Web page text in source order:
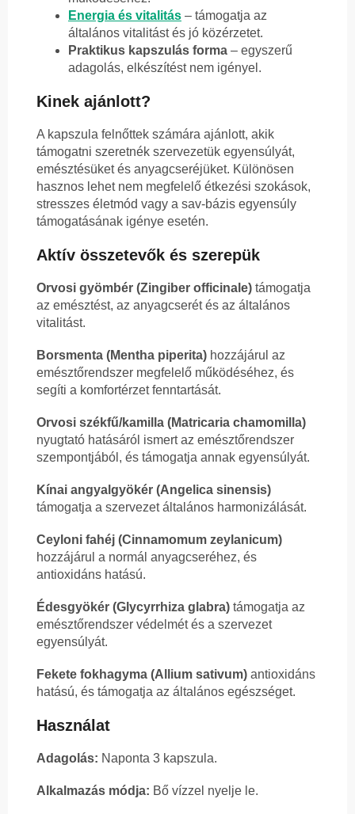
Energia és vitalitás – támogatja az
általános vitalitást és jó közérzetet.
Praktikus kapszulás forma – egyszerű
adagolás, elkészítést nem igényel.
Kinek ajánlott?
A kapszula felnőttek számára ajánlott, akik
támogatni szeretnék szervezetük egyensúlyát,
emésztésüket és anyagcseréjüket. Különösen
hasznos lehet nem megfelelő étkezési szokások,
stresszes életmód vagy a sav-bázis egyensúly
támogatásának igénye esetén.
Aktív összetevők és szerepük
Orvosi gyömbér (Zingiber officinale) támogatja
az emésztést, az anyagcserét és az általános
vitalitást.
Borsmenta (Mentha piperita) hozzájárul az
emésztőrendszer megfelelő működéséhez, és
segíti a komfortérzet fenntartását.
Orvosi székfű/kamilla (Matricaria chamomilla)
nyugtató hatásáról ismert az emésztőrendszer
szempontjából, és támogatja annak egyensúlyát.
Kínai angyalgyökér (Angelica sinensis)
támogatja a szervezet általános harmonizálását.
Ceyloni fahéj (Cinnamomum zeylanicum)
hozzájárul a normál anyagcseréhez, és
antioxidáns hatású.
Édesgyökér (Glycyrrhiza glabra) támogatja az
emésztőrendszer védelmét és a szervezet
egyensúlyát.
Fekete fokhagyma (Allium sativum) antioxidáns
hatású, és támogatja az általános egészséget.
Használat
Adagolás: Naponta 3 kapszula.
Alkalmazás módja: Bő vízzel nyelje le.